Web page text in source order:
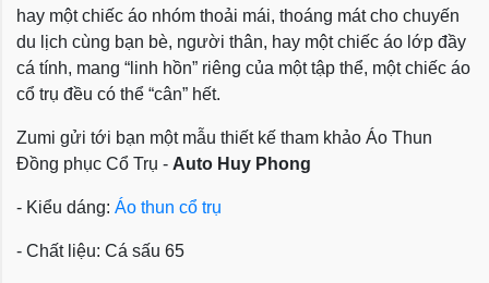
hay một chiếc áo nhóm thoải mái, thoáng mát cho chuyến
du lịch cùng bạn bè, người thân, hay một chiếc áo lớp đầy
cá tính, mang “linh hồn” riêng của một tập thể, một chiếc áo
cổ trụ đều có thể “cân” hết.
Zumi gửi tới bạn một mẫu thiết kế tham khảo Áo Thun
Đồng phục Cổ Trụ - Auto Huy Phong
- Kiểu dáng: Áo thun cổ trụ
- Chất liệu: Cá sấu 65